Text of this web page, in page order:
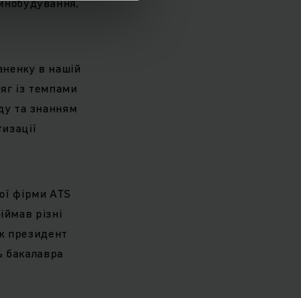
в нашій
із темпами
та знанням
фірми ATS
різні
президент
бакалавра